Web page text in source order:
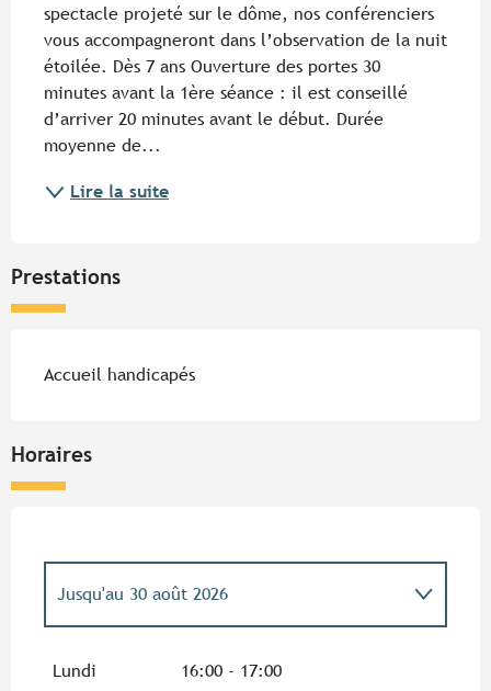
spectacle projeté sur le dôme, nos conférenciers
vous accompagneront dans l’observation de la nuit
étoilée. Dès 7 ans Ouverture des portes 30
minutes avant la 1ère séance : il est conseillé
d’arriver 20 minutes avant le début. Durée
moyenne de...
Lire la suite
Prestations
Accueil handicapés
Horaires
Jusqu'au 30 août 2026
Lundi 16:00 - 17:00